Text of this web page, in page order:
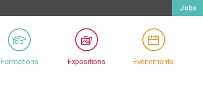
Jobs
Formations Expositions Événements